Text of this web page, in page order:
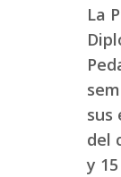
La
sus
del
y